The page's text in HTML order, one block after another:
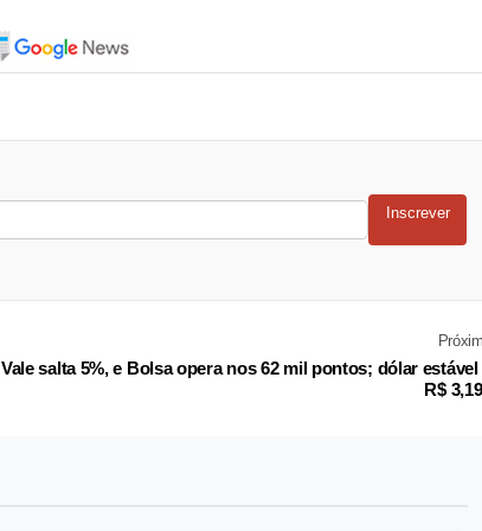
Inscrever
Vale salta 5%, e Bolsa opera nos 62 mil pontos; dólar estável
R$